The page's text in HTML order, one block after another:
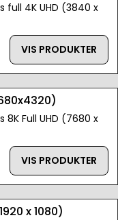
full 4K UHD (3840 x
VIS PRODUKTER
Full UHD (7680 x
VIS PRODUKTER
x 1080)